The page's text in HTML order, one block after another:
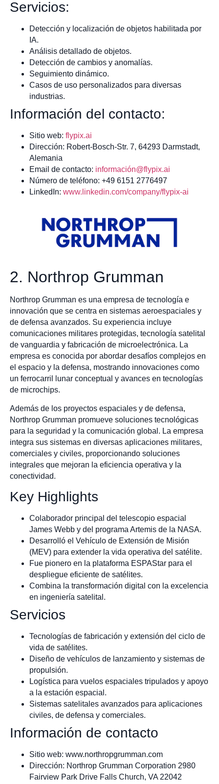
Servicios:
Detección y localización de objetos habilitada por
IA.
Análisis detallado de objetos.
Detección de cambios y anomalías.
Seguimiento dinámico.
Casos de uso personalizados para diversas
industrias.
Información del contacto:
Sitio web: flypix.ai
Dirección: Robert-Bosch-Str. 7, 64293 Darmstadt,
Alemania
Email de contacto: información@flypix.ai
Número de teléfono: +49 6151 2776497
LinkedIn: www.linkedin.com/company/flypix-ai
2. Northrop Grumman
Northrop Grumman es una empresa de tecnología e
innovación que se centra en sistemas aeroespaciales y
de defensa avanzados. Su experiencia incluye
comunicaciones militares protegidas, tecnología satelital
de vanguardia y fabricación de microelectrónica. La
empresa es conocida por abordar desafíos complejos en
el espacio y la defensa, mostrando innovaciones como
un ferrocarril lunar conceptual y avances en tecnologías
de microchips.
Además de los proyectos espaciales y de defensa,
Northrop Grumman promueve soluciones tecnológicas
para la seguridad y la comunicación global. La empresa
integra sus sistemas en diversas aplicaciones militares,
comerciales y civiles, proporcionando soluciones
integrales que mejoran la eficiencia operativa y la
conectividad.
Key Highlights
Colaborador principal del telescopio espacial
James Webb y del programa Artemis de la NASA.
Desarrolló el Vehículo de Extensión de Misión
(MEV) para extender la vida operativa del satélite.
Fue pionero en la plataforma ESPAStar para el
despliegue eficiente de satélites.
Combina la transformación digital con la excelencia
en ingeniería satelital.
Servicios
Tecnologías de fabricación y extensión del ciclo de
vida de satélites.
Diseño de vehículos de lanzamiento y sistemas de
propulsión.
Logística para vuelos espaciales tripulados y apoyo
a la estación espacial.
Sistemas satelitales avanzados para aplicaciones
civiles, de defensa y comerciales.
Información de contacto
Sitio web: www.northropgrumman.com
Dirección: Northrop Grumman Corporation 2980
Fairview Park Drive Falls Church, VA 22042